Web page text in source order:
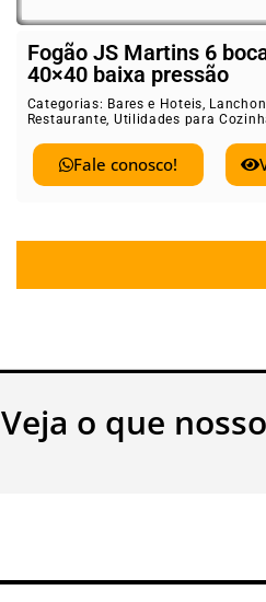
Fogão JS Martins 6
40×40 baixa pressão
Categorias: Bares e Hoteis,
Restaurante, Utilidades para
Fale conosco!
Veja o que